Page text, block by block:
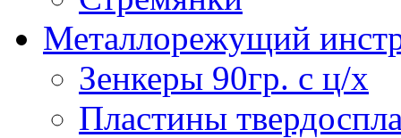
Металлорежущий
Зенкеры 90гр. с ц/х
Пластины